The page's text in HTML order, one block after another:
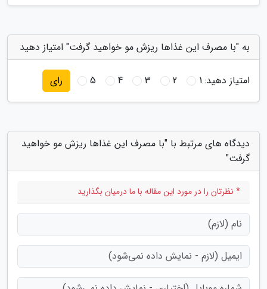
به "با مصرف این غذاها ریزش مو خواهید گرفت" امتیاز دهید
امتیاز دهید:1
2
3
4
5 رای
دیدگاه های مرتبط با "با مصرف این غذاها ریزش مو خواهید
گرفت"
* نظرتان را در مورد این مقاله با ما درمیان بگذارید